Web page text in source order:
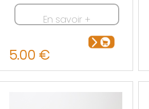
En savoir +
5.00 €